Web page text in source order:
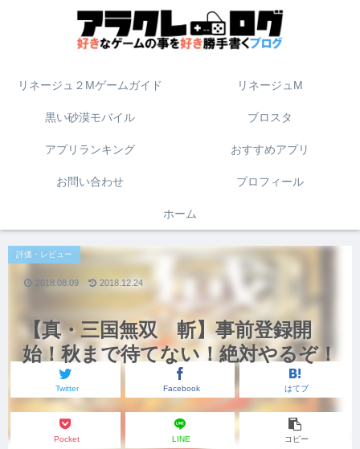
リネージュ２Mゲームガイド リネージュM
黒い砂漠モバイル ブロスタ
アプリランキング おすすめアプリ
お問い合わせ プロフィール
ホーム
【真・三国無双 斬】事前登録開
始！秋まで待てない！絶対やるぞ！
評価・レビュー
Twitter Facebook はてブ
Pocket LINE コピー
2018.12.24
2018.08.09